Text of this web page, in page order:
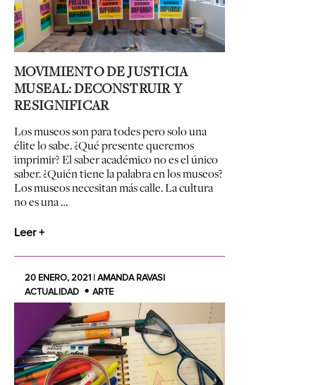
MOVIMIENTO DE JUSTICIA
MUSEAL: DECONSTRUIR Y
RESIGNIFICAR
Los museos son para todes pero solo una
élite lo sabe. ¿Qué presente queremos
imprimir? El saber académico no es el único
saber. ¿Quién tiene la palabra en los museos?
Los museos necesitan más calle. La cultura
no es una …
Leer +
20 ENERO, 2021 | AMANDA RAVASI
ACTUALIDAD
ARTE